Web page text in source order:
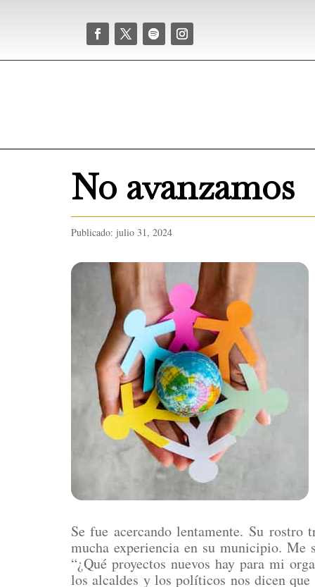
No avanzamos
Publicado: julio 31, 2024
Se fue acercando lentamente. Su
mucha experiencia en su municipio. Me
“¿Qué proyectos nuevos hay para mi
los alcaldes y los políticos nos dicen